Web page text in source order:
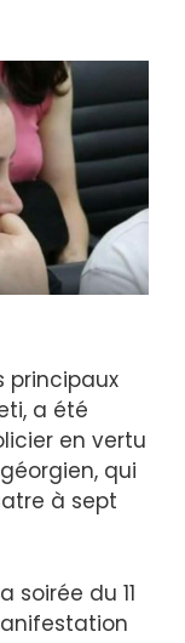
principaux
a été
en vertu
qui
à sept
du 11